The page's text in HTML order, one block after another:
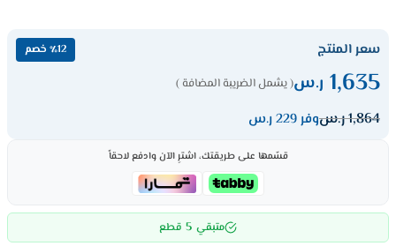
سعر المنتج ٪12 خصم
1,635 ر.س( يشمل الضريبة المضافة )
1,864ر.سوفر 229 ر.س
قسّمها على طريقتك، اشترِ الآن وادفع لاحقاً
متبقي 5 قطع